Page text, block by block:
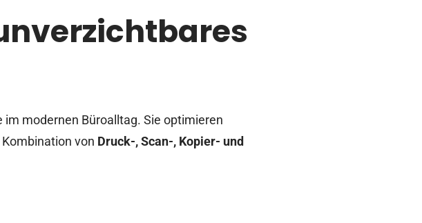
modernen Büroalltag. Sie optimieren
von Druck-, Scan-, Kopier- und